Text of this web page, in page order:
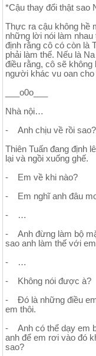
*Cậu thay đổi thật sao
Thực ra cậu không hề
những lời nói làm
định rằng cô có còn là
phải làm thế. Nếu là
điều rằng, cô sẽ không
người khác vu oan
___o0o___
Nhà nội…
- Anh chịu về rồi sao?
Thiên Tuấn đang định
lại và ngồi xuống ghế.
- Em về khi nào?
- Em nghĩ anh đâu
- …
- Anh đừng làm bộ
sao anh làm thế với
- …
- Không nói được à?
- Đó là những điều
em thôi.
- Anh có thể dạy em
anh để em rơi vào đó
sao?